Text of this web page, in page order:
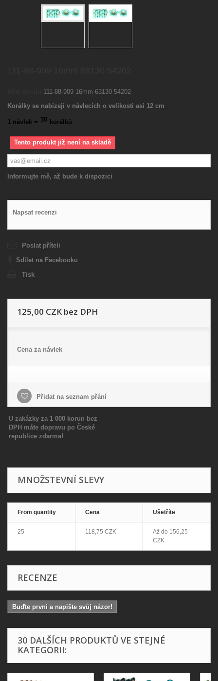
111-88-909 16mm 63130 54202
Korálky se nabízejí v návlecích o velikosti asi 12 cm
1 návlek = 30 korálků
Tento produkt již není na skladě
Informujte mě, až bude k dispozici
Napsat recenzi
Poslat příteli
Sdílet na Facebooku
Tisk
125,00 CZK bez DPH
Cena za návlek
Přidat na seznam přání
U zakázky za 1 000 korun bez
DPH máte dopravu po České
republice zdarma!
MNOŽSTEVNÍ SLEVY
From quantity Cena Ušetříte
25 118,75 CZK Až do 156,25
CZK
RECENZE
Buďte první a napište svůj názor!
30 DALŠÍCH PRODUKTŮ VE STEJNÉ
KATEGORII: